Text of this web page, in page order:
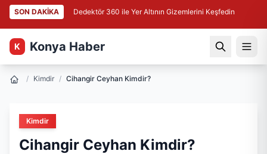
SON DAKİKA Dedektör 360 ile Yer Altının Gizemlerini Keşfedin
K Konya Haber
/ Kimdir / Cihangir Ceyhan Kimdir?
Kimdir
Cihangir Ceyhan Kimdir?